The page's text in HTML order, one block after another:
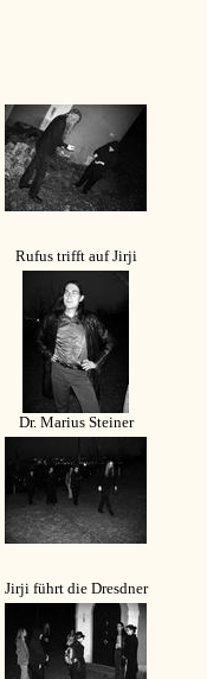
Rufus trifft auf Jirji
Dr. Marius Steiner
Jirji führt die Dresdner